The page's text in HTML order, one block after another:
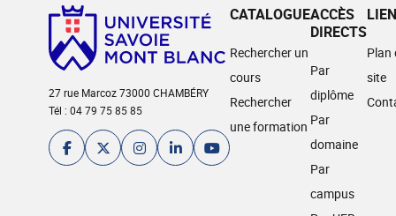
27 rue Marcoz 73000 CHAMBÉRY
Tél : 04 79 75 85 85
CATALOGUE
Rechercher un
cours
Rechercher
une formation
ACCÈS
DIRECTS
Par
diplôme
Par
domaine
Par
campus
Plan
site